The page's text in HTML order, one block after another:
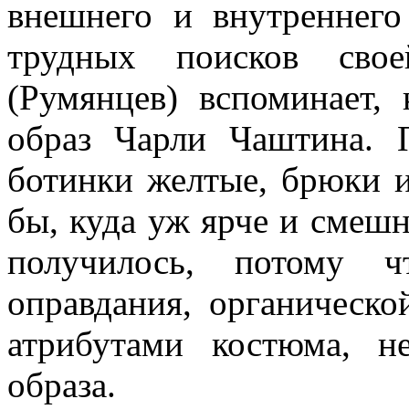
внешнего и
труд­ных поисков
(Румянцев)
образ Чарли Чаштина.
ботинки желтые, брюки
бы, куда уж ярче и
получилось, потому
оправдания,
атрибу­тами костюма,
образа.